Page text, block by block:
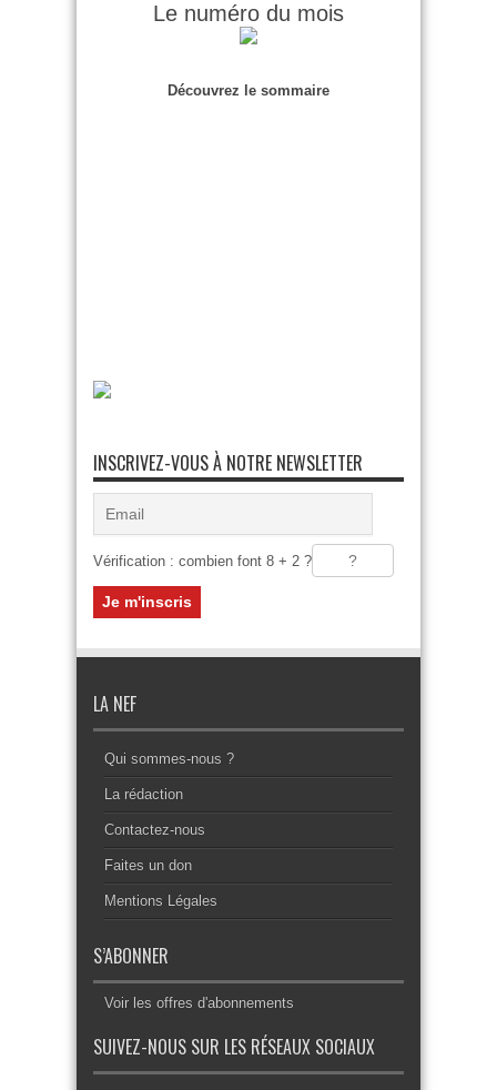
Le numéro du mois
Découvrez le sommaire
INSCRIVEZ-VOUS À NOTRE NEWSLETTER
Vérification : combien font 8 + 2 ?
LA NEF
Qui sommes-nous ?
La rédaction
Contactez-nous
Faites un don
Mentions Légales
S’ABONNER
Voir les offres d'abonnements
SUIVEZ-NOUS SUR LES RÉSEAUX SOCIAUX